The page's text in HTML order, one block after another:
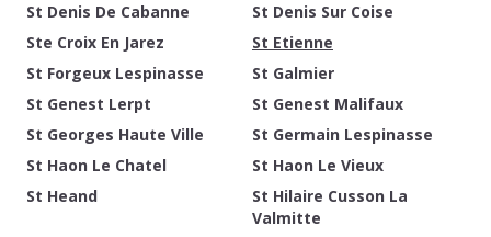
St Denis De Cabanne
St Denis Sur Coise
Ste Croix En Jarez
St Etienne
St Forgeux Lespinasse
St Galmier
St Genest Lerpt
St Genest Malifaux
St Georges Haute Ville
St Germain Lespinasse
St Haon Le Chatel
St Haon Le Vieux
St Heand
St Hilaire Cusson La
Valmitte